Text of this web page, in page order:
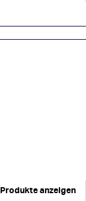
Produkte anzeigen